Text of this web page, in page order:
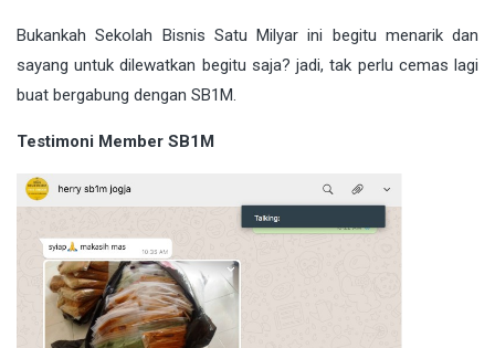
Bukankah Sekolah Bisnis Satu Milyar ini begitu menarik dan
sayang untuk dilewatkan begitu saja? jadi, tak perlu cemas lagi
buat bergabung dengan SB1M.
Testimoni Member SB1M